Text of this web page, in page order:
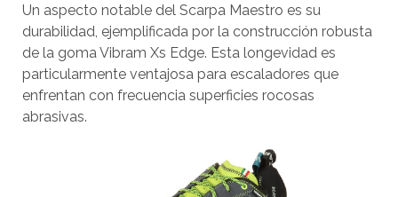
Un aspecto notable del Scarpa Maestro es su
durabilidad, ejemplificada por la construcción robusta
de la goma Vibram Xs Edge. Esta longevidad es
particularmente ventajosa para escaladores que
enfrentan con frecuencia superficies rocosas
abrasivas.